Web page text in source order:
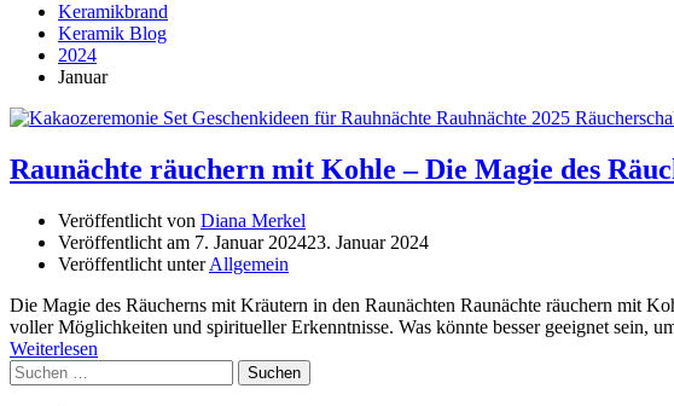
Keramikbrand
Keramik Blog
2024
Januar
Raunächte räuchern mit Kohle – Die Magie des
Veröffentlicht von Diana Merkel
Veröffentlicht am 7. Januar 202423. Januar 2024
Veröffentlicht unterAllgemein
Die Magie des Räucherns mit Kräutern in den Raunächten Raunächte räuchern mit
voller Möglichkeiten und spiritueller Erkenntnisse. Was könnte besser geeignet sein,
Weiterlesen
Suchen
nach: